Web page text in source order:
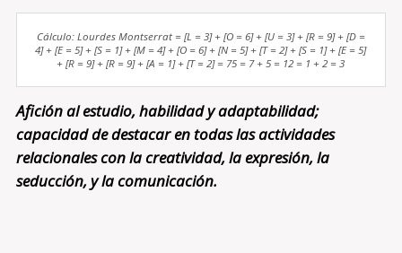
Cálculo: Lourdes Montserrat = [L = 3] + [O = 6] + [U = 3] + [R = 9] + [D =
4] + [E = 5] + [S = 1] + [M = 4] + [O = 6] + [N = 5] + [T = 2] + [S = 1] + [E = 5]
+ [R = 9] + [R = 9] + [A = 1] + [T = 2] = 75 = 7 + 5 = 12 = 1 + 2 = 3
Afición al estudio, habilidad y adaptabilidad;
capacidad de destacar en todas las actividades
relacionales con la creatividad, la expresión, la
seducción, y la comunicación.